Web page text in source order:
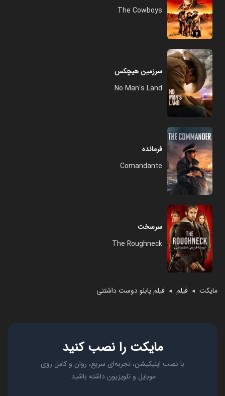
مایکت ◄ فیلم ◄ فیلم پابلو دوست داشتنی
The Cowboys
سرزمین هیچکس
No Man's Land
فرمانده
Comandante
سرسخت
The Roughneck
مایکت را نصب کنید
با نصب اپلیکیشن، تجربه‌ای سریع، روان و کامل روی
موبایل و تلویزیون داشته باشید.